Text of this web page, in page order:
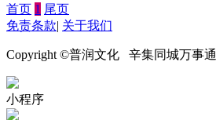
首页 1 尾页
免责条款| 关于我们
Copyright ©普润文化 辛集同城万事通
小程序